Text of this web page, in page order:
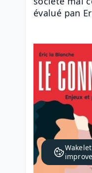
évalué pan